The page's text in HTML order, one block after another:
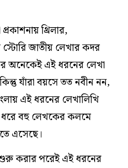
থ্রিলার,
জাতীয় লেখার কদর
অনেকেই এই ধরনের লেখা
যাঁরা বয়সে তত নবীন নন,
এই ধরনের লেখালিখি
ধরে বহু লেখকের কলমে
এসেছে।
করার পরেই এই ধরনের